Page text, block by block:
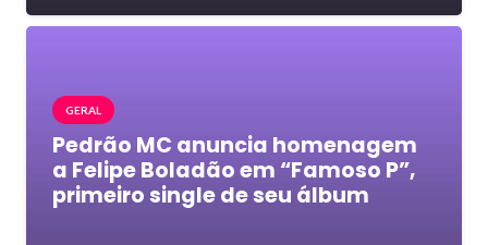
GERAL
Pedrão MC anuncia homenagem
a Felipe Boladão em “Famoso P”,
primeiro single de seu álbum